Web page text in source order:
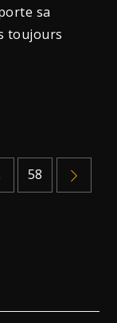
sa
toujours
58